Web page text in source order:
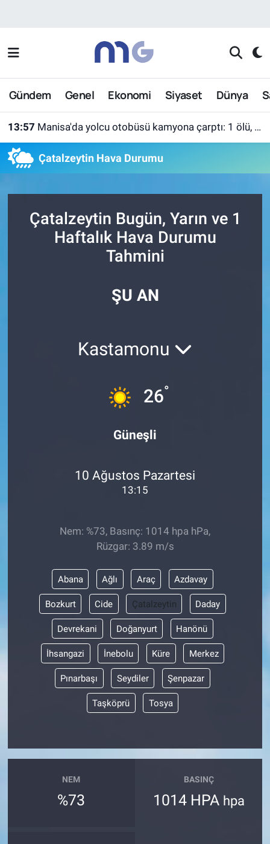
Gündem Genel Ekonomi Siyaset Dünya
13:57 Manisa'da yolcu otobüsü kamyona çarptı: 1 ölü, 7 yaralı
Çatalzeytin Hava Durumu
Çatalzeytin Bugün, Yarın ve 1
Haftalık Hava Durumu
Tahmini
ŞU AN
Kastamonu
26°
Güneşli
10 Ağustos Pazartesi
13:15
Nem: %73, Basınç: 1014 hpa hPa,
Rüzgar: 3.89 m/s
Abana Ağlı Araç Azdavay
Bozkurt Cide Çatalzeytin Daday
Devrekani Doğanyurt Hanönü
İhsangazi İnebolu Küre Merkez
Pınarbaşı Seydiler Şenpazar
Taşköprü Tosya
NEM
%73
BASINÇ
1014 HPA hpa
Nöbetçi Eczaneler
Hava Durumu
Son Dakika Haberleri